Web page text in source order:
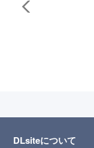
DLsiteについて